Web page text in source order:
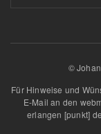
©
Für Hinweise und
E-Mail an den
erlangen [punkt] de